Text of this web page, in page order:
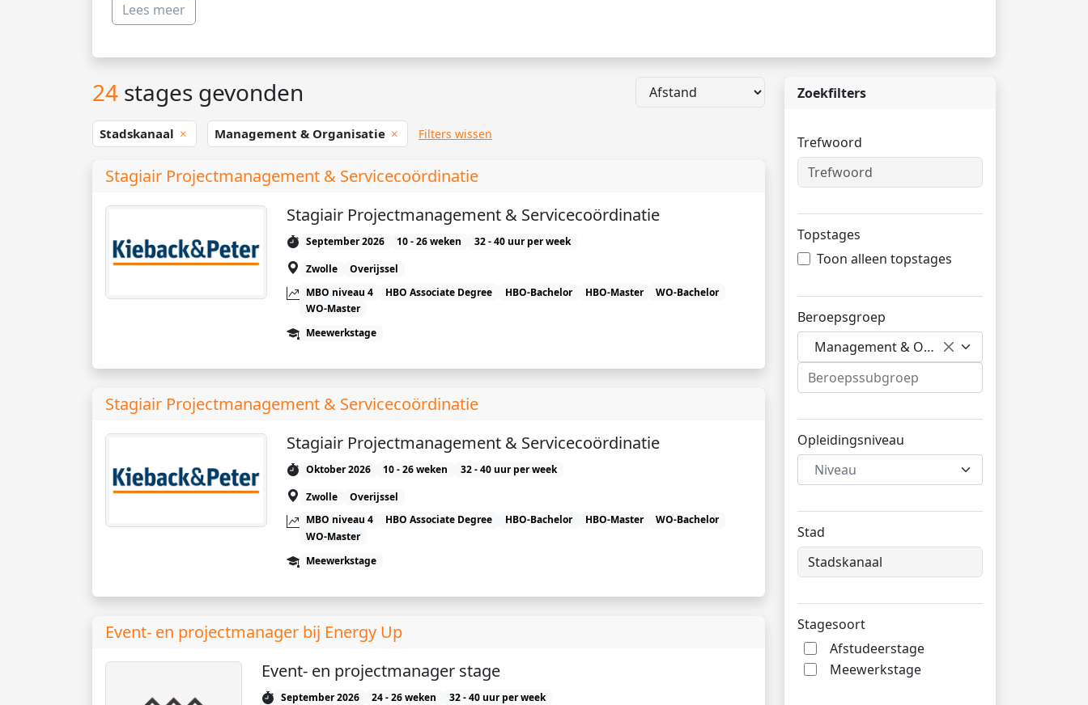
Lees meer
Zoekfilters
Trefwoord
Topstages
Toon alleen topstages
Beroepsgroep
Management & Organisatie
Opleidingsniveau
Niveau
Stad
Stagesoort
Afstudeerstage
Meewerkstage
24 stages gevonden
Stadskanaal Management & Organisatie Filters wissen
Stagiair Projectmanagement & Servicecoördinatie
Stagiair Projectmanagement & Servicecoördinatie
September 2026 10 - 26 weken
32 - 40 uur per week
Zwolle
Overijssel
MBO niveau 4
HBO Associate Degree HBO-Bachelor HBO-Master
WO-Bachelor
WO-Master
Meewerkstage
Stagiair Projectmanagement & Servicecoördinatie
Stagiair Projectmanagement & Servicecoördinatie
Oktober 2026 10 - 26 weken
32 - 40 uur per week
Zwolle
Overijssel
MBO niveau 4
HBO Associate Degree HBO-Bachelor HBO-Master
WO-Bachelor
WO-Master
Meewerkstage
Event- en projectmanager bij Energy Up
Event- en projectmanager stage
September 2026 24 - 26 weken
32 - 40 uur per week